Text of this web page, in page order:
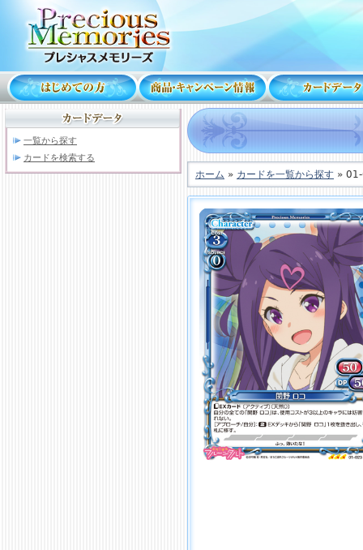
一覧から探す
カードを検索する
ホーム » カードを一覧から探す »